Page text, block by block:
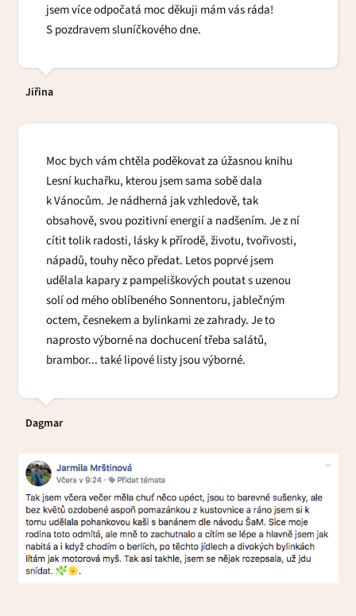
jsem více odpočatá moc děkuji mám vás ráda!
S pozdravem sluníčkového dne.
Jiřina
Moc bych vám chtěla poděkovat za úžasnou knihu
Lesní kuchařku, kterou jsem sama sobě dala
k Vánocům. Je nádherná jak vzhledově, tak
obsahově, svou pozitivní energií a nadšením. Je z ní
cítit tolik radosti, lásky k přírodě, životu, tvořivosti,
nápadů, touhy něco předat. Letos poprvé jsem
udělala kapary z pampeliškových poutat s uzenou
solí od mého oblíbeného Sonnentoru, jablečným
octem, česnekem a bylinkami ze zahrady. Je to
naprosto výborné na dochucení třeba salátů,
brambor... také lipové listy jsou výborné.
Dagmar